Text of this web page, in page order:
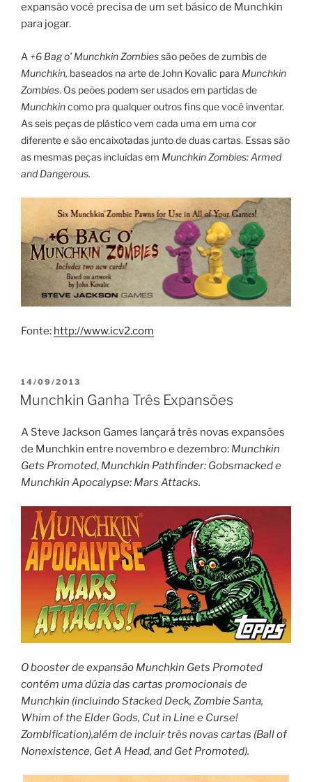
expansão você precisa de um set básico de Munchkin
para jogar.
A +6 Bag o’ Munchkin Zombiessão peões de zumbis de
Munchkin, baseados na arte de John Kovalic para Munchkin
Zombies. Os peões podem ser usados em partidas de
Munchkincomo pra qualquer outros fins que você inventar.
As seis peças de plástico vem cada uma em uma cor
diferente e são encaixotadas junto de duas cartas. Essas são
as mesmas peças incluídas em Munchkin Zombies: Armed
and Dangerous.
Fonte: http://www.icv2.com
PUBLICADO
EM
14/09/2013
Munchkin Ganha Três Expansões
A Steve Jackson Games lançará três novas expansões
de Munchkin entre novembro e dezembro: Munchkin
Gets Promoted, Munchkin Pathfinder: Gobsmackede
Munchkin Apocalypse: Mars Attacks.
O booster de expansão Munchkin Gets Promoted
contém uma dúzia das cartas promocionais de
Munchkin (incluindo Stacked Deck, Zombie Santa,
Whim of the Elder Gods, Cut in Line e Curse!
Zombification),além de incluir três novas cartas (Ball of
Nonexistence, Get A Head, and Get Promoted).